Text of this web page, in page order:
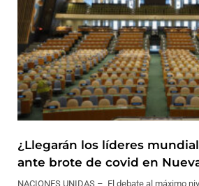
¿Llegarán los líderes
ante brote de covid en
NACIONES UNIDAS – El debate al máximo